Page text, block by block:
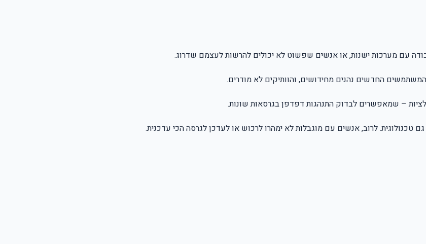
עם מערכות ישנות, או אנשים שפשוט לא יכולים להרשות לעצמם שדרוג.
לרוב, אנשים עם מוגבלות לא ימהרו לרכוש או לעדכן לגרסה הכי עדכנית.